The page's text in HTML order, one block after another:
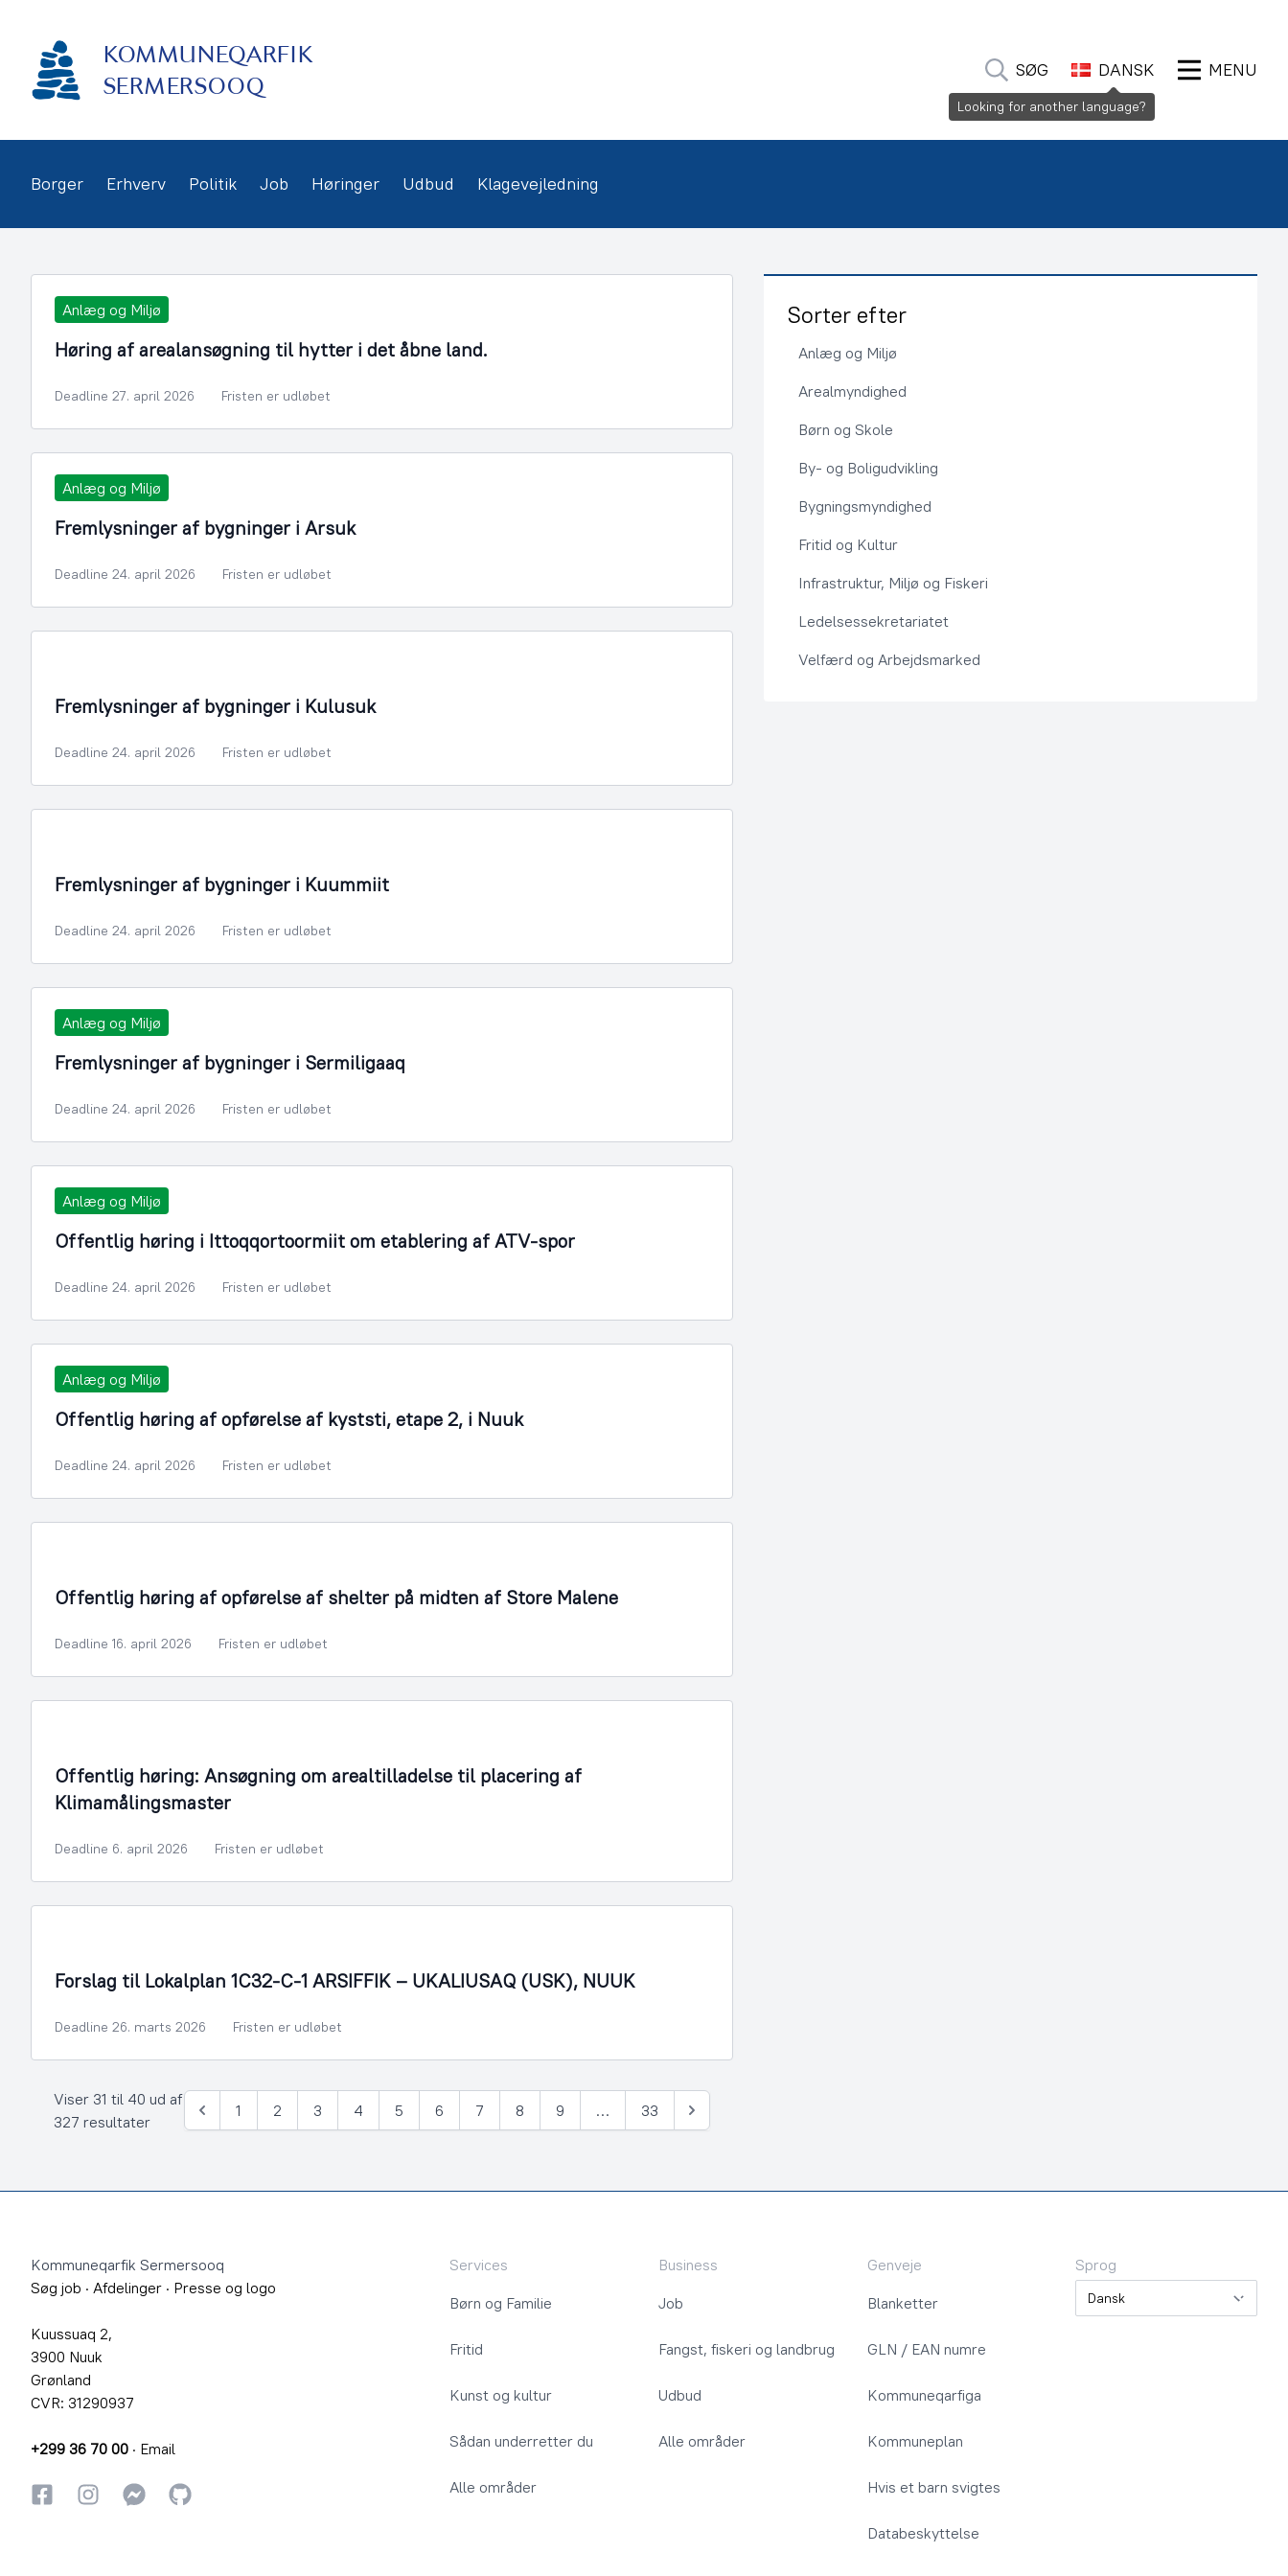
indhold
KOMMUNEQARFIK
SERMERSOOQ
SØG DANSK MENU
Borger Erhverv Politik Job Høringer Udbud Klagevejledning
Anlæg og Miljø
Høring af arealansøgning til hytter i det åbne land.
Deadline 27. april 2026 Fristen er udløbet
Anlæg og Miljø
Fremlysninger af bygninger i Arsuk
Deadline 24. april 2026 Fristen er udløbet
Fremlysninger af bygninger i Kulusuk
Deadline 24. april 2026 Fristen er udløbet
Fremlysninger af bygninger i Kuummiit
Deadline 24. april 2026 Fristen er udløbet
Anlæg og Miljø
Fremlysninger af bygninger i Sermiligaaq
Deadline 24. april 2026 Fristen er udløbet
Anlæg og Miljø
Offentlig høring i Ittoqqortoormiit om etablering af ATV-spor
Deadline 24. april 2026 Fristen er udløbet
Anlæg og Miljø
Offentlig høring af opførelse af kyststi, etape 2, i Nuuk
Deadline 24. april 2026 Fristen er udløbet
Offentlig høring af opførelse af shelter på midten af Store Malene
Deadline 16. april 2026 Fristen er udløbet
Offentlig høring: Ansøgning om arealtilladelse til placering af
Klimamålingsmaster
Deadline 6. april 2026 Fristen er udløbet
Forslag til Lokalplan 1C32-C-1 ARSIFFIK – UKALIUSAQ (USK), NUUK
Deadline 26. marts 2026 Fristen er udløbet
Viser 31 til 40 ud af
327 resultater
Forrige
1 2 3 4 5 6 7 8 9 … 33
Næste
Sorter efter
Anlæg og Miljø
Arealmyndighed
Børn og Skole
By- og Boligudvikling
Bygningsmyndighed
Fritid og Kultur
Infrastruktur, Miljø og Fiskeri
Ledelsessekretariatet
Velfærd og Arbejdsmarked
Kommuneqarfik Sermersooq
Søg job · Afdelinger · Presse og logo
Kuussuaq 2,
3900 Nuuk
Grønland
CVR: 31290937
+299 36 70 00 · Email
FacebookInstagramInstagram
GitHub
Services
Børn og Familie
Fritid
Kunst og kultur
Sådan underretter du
Alle områder
Business
Job
Fangst, fiskeri og landbrug
Udbud
Alle områder
Genveje
Blanketter
GLN / EAN numre
Kommuneqarfiga
Kommuneplan
Hvis et barn svigtes
Databeskyttelse
Sprog
Sprog
Looking for another language?